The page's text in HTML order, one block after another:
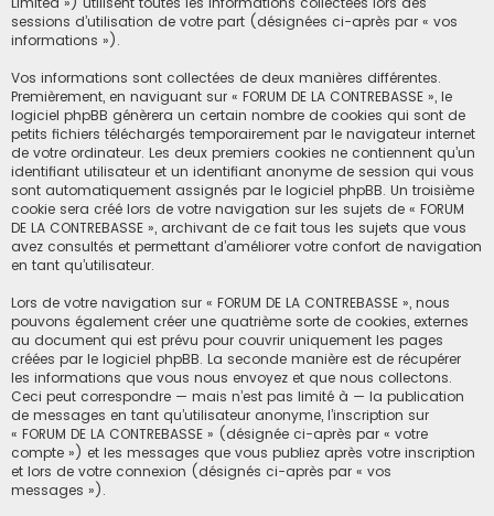
sessions d’utilisation de votre part (désignées ci-après par « vos
informations »).
Vos informations sont collectées de deux manières différentes.
Premièrement, en naviguant sur « FORUM DE LA CONTREBASSE », le
logiciel phpBB génèrera un certain nombre de cookies qui sont de
petits fichiers téléchargés temporairement par le navigateur internet
de votre ordinateur. Les deux premiers cookies ne contiennent qu’un
identifiant utilisateur et un identifiant anonyme de session qui vous
sont automatiquement assignés par le logiciel phpBB. Un troisième
cookie sera créé lors de votre navigation sur les sujets de « FORUM
DE LA CONTREBASSE », archivant de ce fait tous les sujets que vous
avez consultés et permettant d’améliorer votre confort de navigation
en tant qu’utilisateur.
Lors de votre navigation sur « FORUM DE LA CONTREBASSE », nous
pouvons également créer une quatrième sorte de cookies, externes
au document qui est prévu pour couvrir uniquement les pages
créées par le logiciel phpBB. La seconde manière est de récupérer
les informations que vous nous envoyez et que nous collectons.
Ceci peut correspondre — mais n’est pas limité à — la publication
de messages en tant qu’utilisateur anonyme, l’inscription sur
« FORUM DE LA CONTREBASSE » (désignée ci-après par « votre
compte ») et les messages que vous publiez après votre inscription
et lors de votre connexion (désignés ci-après par « vos
messages »).